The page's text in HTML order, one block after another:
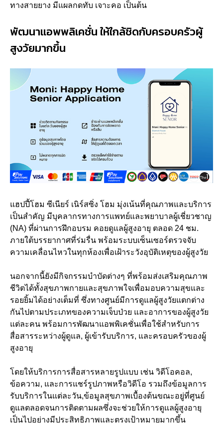
ทางสายยาง มีแผลกดทับ เจาะคอ เป็นต้น
พัฒนาแอพพลิเคชั่น ให้ใกล้ชิดกับครอบครัวผู้
สูงวัยมากขึ้น
แฮปปี้โฮม ซีเนียร์ เนิร์สซิ่ง โฮม มุ่งเน้นที่คุณภาพและบริการ
เป็นสำคัญ มีบุคลากรทางการแพทย์และพยาบาลผู้เชี่ยวชาญ
(NA) ที่ผ่านการฝึกอบรม คอยดูแลผู้สูงอายุ ตลอด 24 ชม.
ภายใต้บรรยากาศที่ร่มรื่น พร้อมระบบเซ็นเซอร์ตรวจจับ
ความเคลื่อนไหวในทุกห้องเพื่อเฝ้าระวังอุบัติเหตุของผู้สูงวัย
นอกจากนี้ยังมีกิจกรรมบำบัดต่างๆ ที่พร้อมส่งเสริมคุณภาพ
ชีวิตได้ทั้งสุขภาพกายและสุขภาพใจเพื่อมอบความสุขและ
รอยยิ้มได้อย่างเต็มที่ ซึ่งทางศูนย์มีการดูแลผู้สูงวัยแตกต่าง
กันไปตามประเภทของความเจ็บป่วย และอาการของผู้สูงวัย
แต่ละคน พร้อมการพัฒนาแอพพิเคชั่นเพื่อใช้สำหรับการ
สื่อสารระหว่างผู้ดูแล, ผู้เข้ารับบริการ, และครอบครัวของผู้
สูงอายุ
โดยให้บริการการสื่อสารหลายรูปแบบ เช่น วิดีโอคอล,
ข้อความ, และการแชร์รูปภาพหรือวิดีโอ รวมถึงข้อมูลการ
รับบริการในแต่ละวัน,ข้อมูลสุขภาพเบื้องต้นขณะอยู่ที่ศูนย์
ดูแลตลอดจนการติดตามผลซึ่งจะช่วยให้การดูแลผู้สูงอายุ
เป็นไปอย่างมีประสิทธิภาพและตรงเป้าหมายมากขึ้น